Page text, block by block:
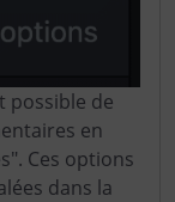
possible de
en
Ces options
dans la